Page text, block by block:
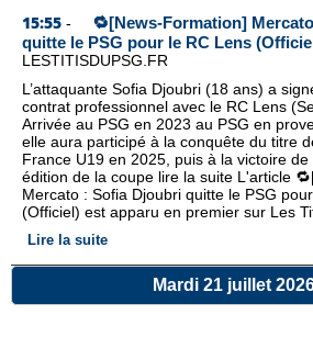
15:55 -
🔁[News-Formation]
quitte le PSG pour le RC Lens
LESTITISDUPSG.FR
L’attaquante Sofia Djoubri (18 ans) a
contrat professionnel avec le RC Lens
Arrivée au PSG en 2023 au PSG en
elle aura participé à la conquête du titre
France U19 en 2025, puis à la victoire
édition de la coupe lire la suite L'article
Mercato : Sofia Djoubri quitte le PSG
(Officiel) est apparu en premier sur Les
Lire la suite
Mardi 21 juillet